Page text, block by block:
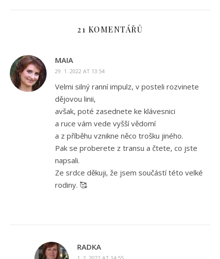
21 KOMENTÁŘŮ
MAIA
29. 1. 2022 AT 13:54
Velmi silný ranní impulz, v posteli rozvinete
dějovou linii,
avšak, poté zasednete ke klávesnici
a ruce vám vede vyšší vědomí
a z příběhu vznikne něco trošku jiného.
Pak se proberete z transu a čtete, co jste
napsali.
Ze srdce děkuji, že jsem součástí této velké
rodiny. 🥰
RADKA